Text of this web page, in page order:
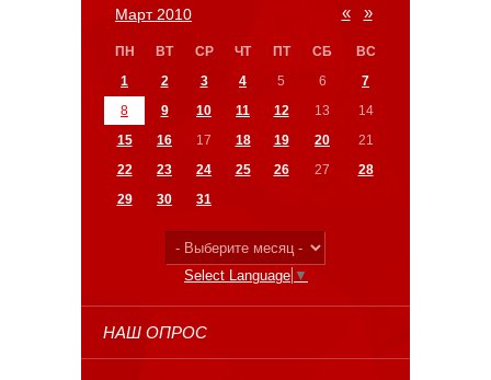
«
Март 2010 »
ПН ВТ СР ЧТ ПТ СБ
ВС
1
2 3 4 5 6
7
8
9 10 11 12 13
14
15
16 17 18 19 20
21
22
23 24 25 26 27
28
29
30 31
Select Language ▼
НАШ ОПРОС